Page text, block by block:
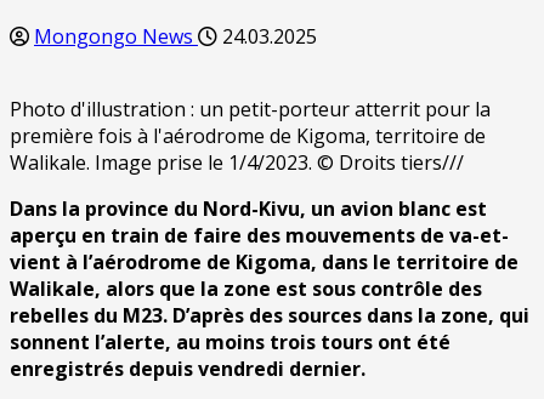
Mongongo News 24.03.2025
Photo d'illustration : un petit-porteur atterrit pour la
première fois à l'aérodrome de Kigoma, territoire de
Walikale. Image prise le 1/4/2023. © Droits tiers///
Dans la province du Nord-Kivu, un avion blanc est
aperçu en train de faire des mouvements de va-et-
vient à l’aérodrome de Kigoma, dans le territoire de
Walikale, alors que la zone est sous contrôle des
rebelles du M23. D’après des sources dans la zone, qui
sonnent l’alerte, au moins trois tours ont été
enregistrés depuis vendredi dernier.